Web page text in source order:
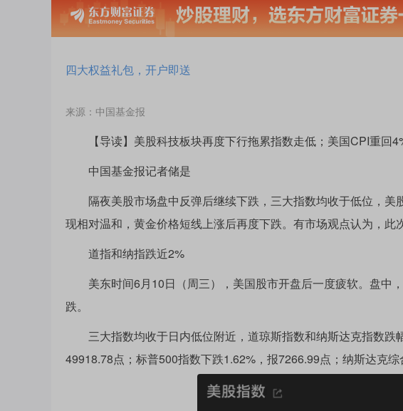
四大权益礼包，开户即送
来源：中国基金报
【导读】美股科技板块再度下行拖累指数走低；美国CPI重回
中国基金报记者储是
隔夜美股市场盘中反弹后继续下跌，三大指数均收于低位，美
现相对温和，黄金价格短线上涨后再度下跌。有市场观点认为，此
道指和纳指跌近2%
美东时间6月10日（周三），美国股市开盘后一度疲软。盘中
跌。
三大指数均收于日内低位附近，道琼斯指数和纳斯达克指数跌
49918.78点；标普500指数下跌1.62%，报7266.99点；纳斯达克综